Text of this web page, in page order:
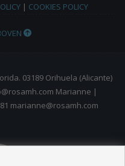
| COOKIES POLICY
03189 Orihuela (Alicante)
Marianne |
marianne@rosamh.com